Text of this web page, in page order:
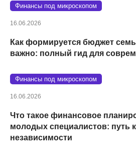
Финансы под микроскопом
16.06.2026
Как формируется бюджет
важно: полный гид для
Финансы под микроскопом
16.06.2026
Что такое финансовое
молодых специалистов: путь
независимости